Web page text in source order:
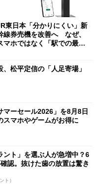
東日本「分かりにくい」新
線券売機を改善へ なぜ、
マホではなく「駅での最短
、松平定信の「人足寄場」
マーセール2026」を8月8日
スマホやゲームがお得に
ント」を選ぶ人が急増中？6
認。抜けた歯の放置は驚き
ト）